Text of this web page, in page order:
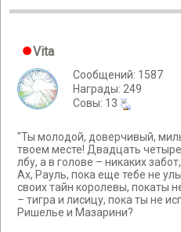
Vita
Сообщений: 1587
Награды: 249
Cовы: 13
"Ты молодой, доверчивый,
твоем месте! Двадцать
лбу, а в голове – никаких
Ах, Рауль, пока еще тебе не
своих тайн королевы, покаты
– тигра и лисицу, пока ты не
Ришелье и Мазарини?